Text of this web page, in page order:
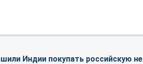
Индии покупать российскую